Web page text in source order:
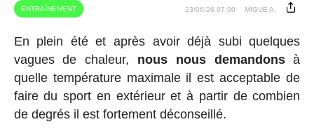
ENTRAÎNEMENT 23/06/26 07:00 MIGUE A.
En plein été et après avoir déjà subi quelques
vagues de chaleur, nous nous demandonsà
quelle température maximale il est acceptable de
faire du sport en extérieur et à partir de combien
de degrés il est fortement déconseillé.